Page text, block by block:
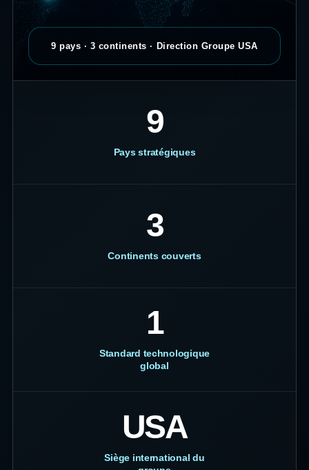
9 pays · 3 continents · Direction Groupe USA
9
Pays stratégiques
3
Continents couverts
1
Standard technologique
global
USA
Siège international du